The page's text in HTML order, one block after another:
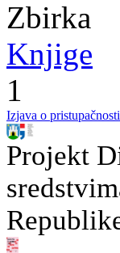
Zbirka
Knjige
1
Izjava o pristupačnosti
Projekt